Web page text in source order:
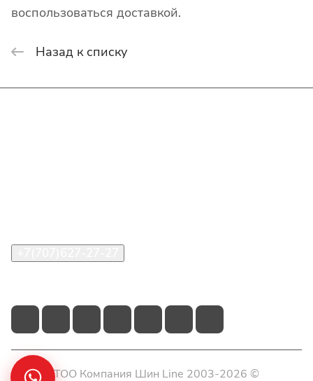
воспользоваться доставкой.
Назад к списку
© 2026 ТОО Компания Шин Line 2003-2026 ©